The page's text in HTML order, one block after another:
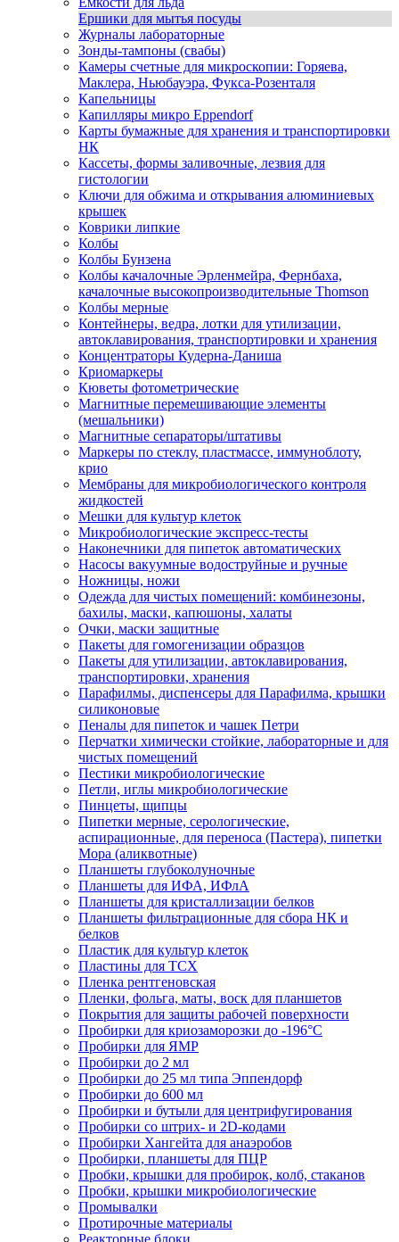
Ершики для мытья посуды
Журналы лабораторные
Зонды-тампоны (свабы)
Камеры счетные для микроскопии: Горяева,
Маклера, Ньюбауэра, Фукса-Розенталя
Капельницы
Капилляры микро Eppendorf
Карты бумажные для хранения и транспортировки
НК
Кассеты, формы заливочные, лезвия для
гистологии
Ключи для обжима и открывания алюминиевых
крышек
Коврики липкие
Колбы
Колбы Бунзена
Колбы качалочные Эрленмейра, Фернбаха,
качалочные высокопроизводительные Thomson
Колбы мерные
Контейнеры, ведра, лотки для утилизации,
автоклавирования, транспортировки и хранения
Концентраторы Кудерна-Даниша
Криомаркеры
Кюветы фотометрические
Магнитные перемешивающие элементы
(мешальники)
Магнитные сепараторы/штативы
Маркеры по стеклу, пластмассе, иммуноблоту,
крио
Мембраны для микробиологического контроля
жидкостей
Мешки для культур клеток
Микробиологические экспресс-тесты
Наконечники для пипеток автоматических
Насосы вакуумные водоструйные и ручные
Ножницы, ножи
Одежда для чистых помещений: комбинезоны,
бахилы, маски, капюшоны, халаты
Очки, маски защитные
Пакеты для гомогенизации образцов
Пакеты для утилизации, автоклавирования,
транспортировки, хранения
Парафилмы, диспенсеры для Парафилма, крышки
силиконовые
Пеналы для пипеток и чашек Петри
Перчатки химически стойкие, лабораторные и для
чистых помещений
Пестики микробиологические
Петли, иглы микробиологические
Пинцеты, щипцы
Пипетки мерные, серологические,
аспирационные, для переноса (Пастера), пипетки
Мора (аликвотные)
Планшеты глубоколуночные
Планшеты для ИФА, ИФлА
Планшеты для кристаллизации белков
Планшеты фильтрационные для сбора НК и
белков
Пластик для культур клеток
Пластины для ТСХ
Пленка рентгеновская
Пленки, фольга, маты, воск для планшетов
Покрытия для защиты рабочей поверхности
Пробирки для криозаморозки до -196°С
Пробирки для ЯМР
Пробирки до 2 мл
Пробирки до 25 мл типа Эппендорф
Пробирки до 600 мл
Пробирки и бутыли для центрифугирования
Пробирки со штрих- и 2D-кодами
Пробирки Хангейта для анаэробов
Пробирки, планшеты для ПЦР
Пробки, крышки для пробирок, колб, стаканов
Пробки, крышки микробиологические
Промывалки
Протирочные материалы
Реакторные блоки